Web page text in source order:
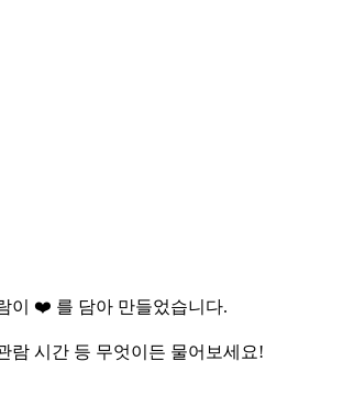
이 ❤️ 를 담아 만들었습니다.
람 시간 등 무엇이든 물어보세요!